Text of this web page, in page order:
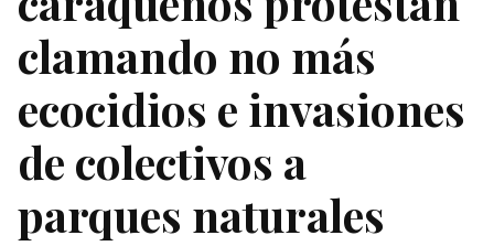
clamando no más
ecocidios e invasiones
de colectivos a
parques naturales